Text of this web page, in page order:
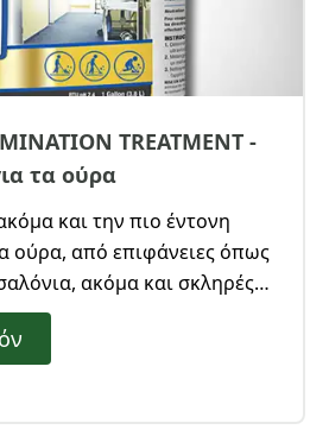
TREATMENT -
τα ούρα
έντονη
ούρα, από επιφάνειες όπως
τσιμέντο, ξύλο